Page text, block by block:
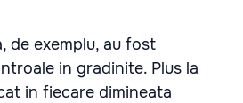
de exemplu, au fost
in gradinite. Plus la
in fiecare dimineata